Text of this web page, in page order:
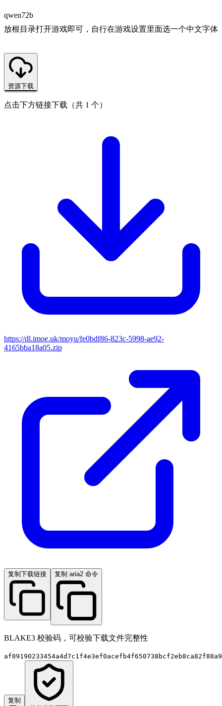
qwen72b
放根目录打开游戏即可，自行在游戏设置里面选一个中文字体
资源下载
点击下方链接下载（共 1 个）
https://dl.imoe.uk/moyu/fe0bdf86-823c-5998-ae92-
4165bba18a05.zip
复制下载链接 复制 aria2 命令
BLAKE3 校验码，可校验下载文件完整性
复制